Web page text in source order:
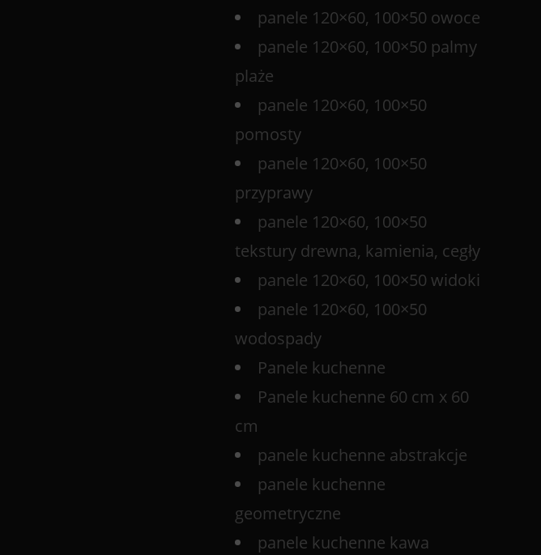
panele 120×60, 100×50 owoce
panele 120×60, 100×50 palmy
plaże
panele 120×60, 100×50
pomosty
panele 120×60, 100×50
przyprawy
panele 120×60, 100×50
tekstury drewna, kamienia, cegły
panele 120×60, 100×50 widoki
panele 120×60, 100×50
wodospady
Panele kuchenne
Panele kuchenne 60 cm x 60
cm
panele kuchenne abstrakcje
panele kuchenne
geometryczne
panele kuchenne kawa